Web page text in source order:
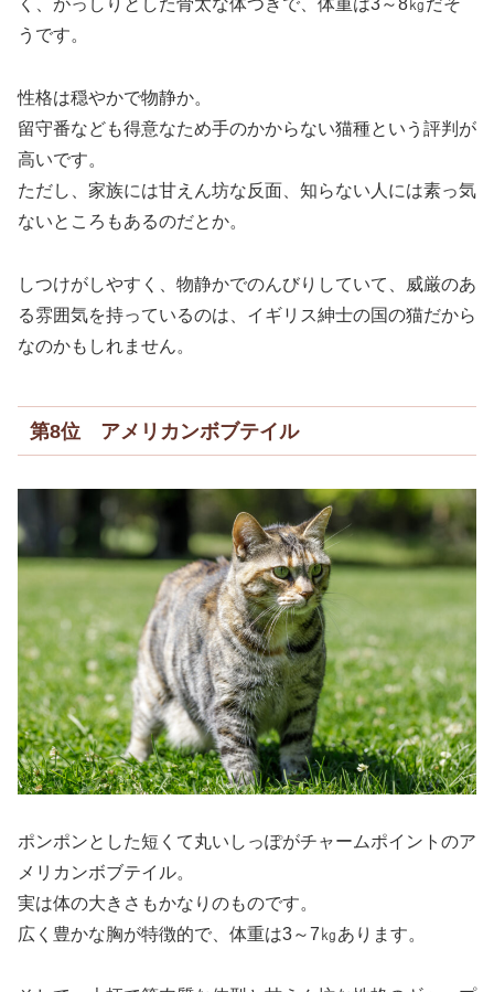
く、がっしりとした骨太な体つきで、体重は3～8㎏だそ
うです。
性格は穏やかで物静か。
留守番なども得意なため手のかからない猫種という評判が
高いです。
ただし、家族には甘えん坊な反面、知らない人には素っ気
ないところもあるのだとか。
しつけがしやすく、物静かでのんびりしていて、威厳のあ
る雰囲気を持っているのは、イギリス紳士の国の猫だから
なのかもしれません。
第8位 アメリカンボブテイル
ポンポンとした短くて丸いしっぽがチャームポイントのア
メリカンボブテイル。
実は体の大きさもかなりのものです。
広く豊かな胸が特徴的で、体重は3～7㎏あります。